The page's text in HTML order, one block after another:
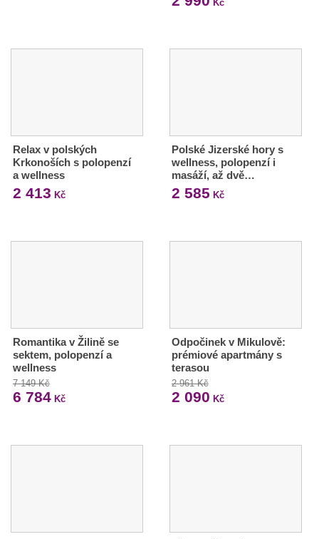
Kč
Relax v polských
Krkonoších s polopenzí
a wellness
2 413 Kč
Polské Jizerské hory s
wellness, polopenzí i
masáží, až dvě…
2 585 Kč
Romantika v Žilině se
sektem, polopenzí a
wellness
7 149 Kč
6 784 Kč
Odpočinek v Mikulově:
prémiové apartmány s
terasou
2 961 Kč
2 090 Kč